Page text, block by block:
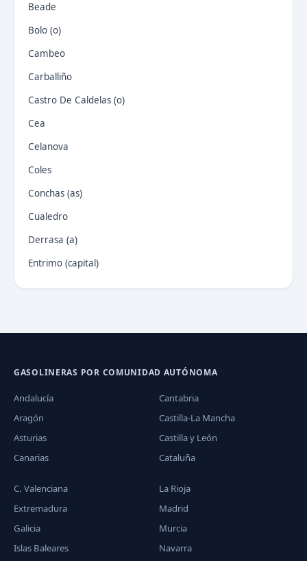
Beade
Bolo (o)
Cambeo
Carballiño
Castro De Caldelas (o)
Cea
Celanova
Coles
Conchas (as)
Cualedro
Derrasa (a)
Entrimo (capital)
GASOLINERAS POR COMUNIDAD AUTÓNOMA
Andalucía
Aragón
Asturias
Canarias
Cantabria
Castilla-La Mancha
Castilla y León
Cataluña
C. Valenciana
Extremadura
Galicia
Islas Baleares
La Rioja
Madrid
Murcia
Navarra